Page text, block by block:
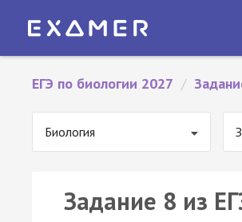
ЕГЭ по биологии 2027 /
Биология
Задание 8 из